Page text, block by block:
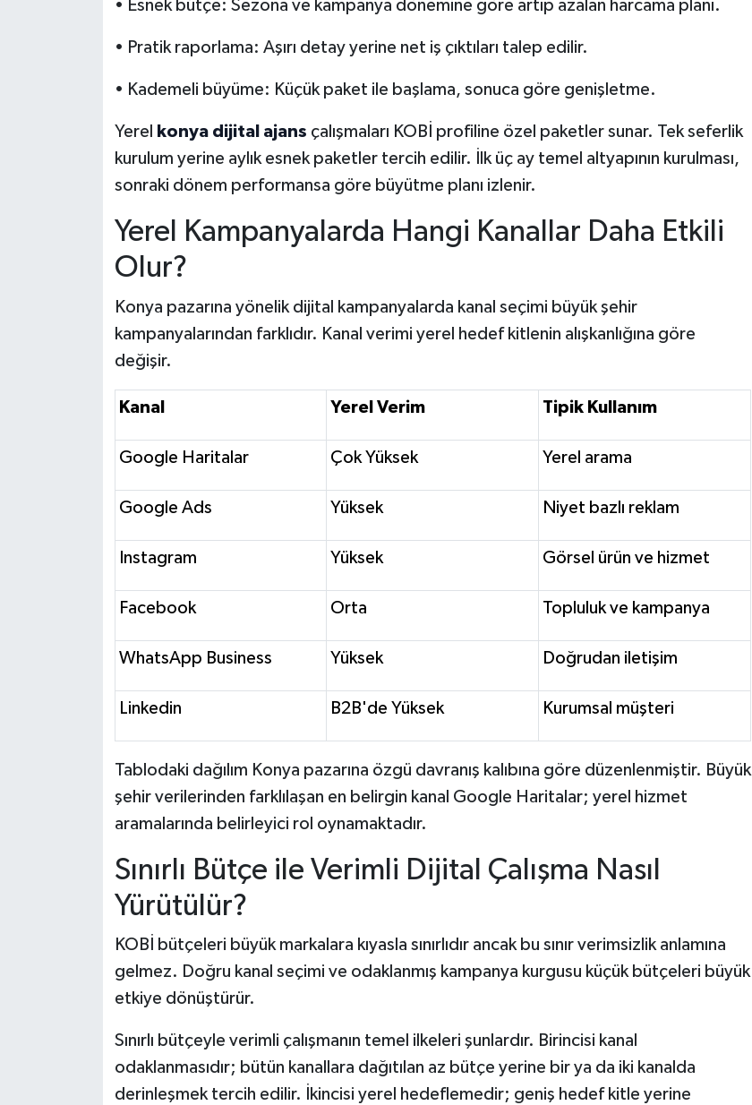
• Esnek bütçe: Sezona ve kampanya dönemine göre artıp azalan harcama planı.
• Pratik raporlama: Aşırı detay yerine net iş çıktıları talep edilir.
• Kademeli büyüme: Küçük paket ile başlama, sonuca göre genişletme.
Yerel konya dijital ajans çalışmaları KOBİ profiline özel paketler sunar. Tek seferlik
kurulum yerine aylık esnek paketler tercih edilir. İlk üç ay temel altyapının kurulması,
sonraki dönem performansa göre büyütme planı izlenir.
Yerel Kampanyalarda Hangi Kanallar Daha Etkili
Olur?
Konya pazarına yönelik dijital kampanyalarda kanal seçimi büyük şehir
kampanyalarından farklıdır. Kanal verimi yerel hedef kitlenin alışkanlığına göre
değişir.
Kanal Yerel Verim Tipik Kullanım
Google Haritalar Çok Yüksek Yerel arama
Google Ads Yüksek Niyet bazlı reklam
Instagram Yüksek Görsel ürün ve hizmet
Facebook Orta Topluluk ve kampanya
WhatsApp Business Yüksek Doğrudan iletişim
Linkedin B2B'de Yüksek Kurumsal müşteri
Tablodaki dağılım Konya pazarına özgü davranış kalıbına göre düzenlenmiştir. Büyük
şehir verilerinden farklılaşan en belirgin kanal Google Haritalar; yerel hizmet
aramalarında belirleyici rol oynamaktadır.
Sınırlı Bütçe ile Verimli Dijital Çalışma Nasıl
Yürütülür?
KOBİ bütçeleri büyük markalara kıyasla sınırlıdır ancak bu sınır verimsizlik anlamına
gelmez. Doğru kanal seçimi ve odaklanmış kampanya kurgusu küçük bütçeleri büyük
etkiye dönüştürür.
Sınırlı bütçeyle verimli çalışmanın temel ilkeleri şunlardır. Birincisi kanal
odaklanmasıdır; bütün kanallara dağıtılan az bütçe yerine bir ya da iki kanalda
derinleşmek tercih edilir. İkincisi yerel hedeflemedir; geniş hedef kitle yerine